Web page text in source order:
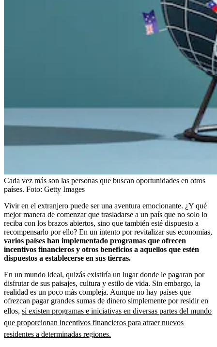
Cada vez más son las personas que buscan oportunidades en otros
países. Foto: Getty Images
Vivir en el extranjero puede ser una aventura emocionante. ¿Y qué
mejor manera de comenzar que trasladarse a un país que no solo lo
reciba con los brazos abiertos, sino que también esté dispuesto a
recompensarlo por ello? En un intento por revitalizar sus economías,
varios países han implementado programas que ofrecen
incentivos financieros y otros beneficios a aquellos que estén
dispuestos a establecerse en sus tierras.
En un mundo ideal, quizás existiría un lugar donde le pagaran por
disfrutar de sus paisajes, cultura y estilo de vida. Sin embargo, la
realidad es un poco más compleja. Aunque no hay países que
ofrezcan pagar grandes sumas de dinero simplemente por residir en
ellos, sí existen programas e iniciativas en diversas partes del mundo
que proporcionan incentivos financieros para atraer nuevos
residentes a determinadas regiones.